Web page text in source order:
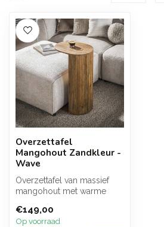
Overzettafel
Mangohout Zandkleur -
Wave
Overzettafel van massief
mangohout met warme
kenmerken...
€149,00
Op voorraad